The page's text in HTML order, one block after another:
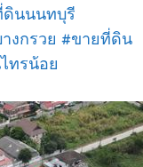
ดินนนทบุรี
งกรวย #ขายที่ดิน
ทรน้อย